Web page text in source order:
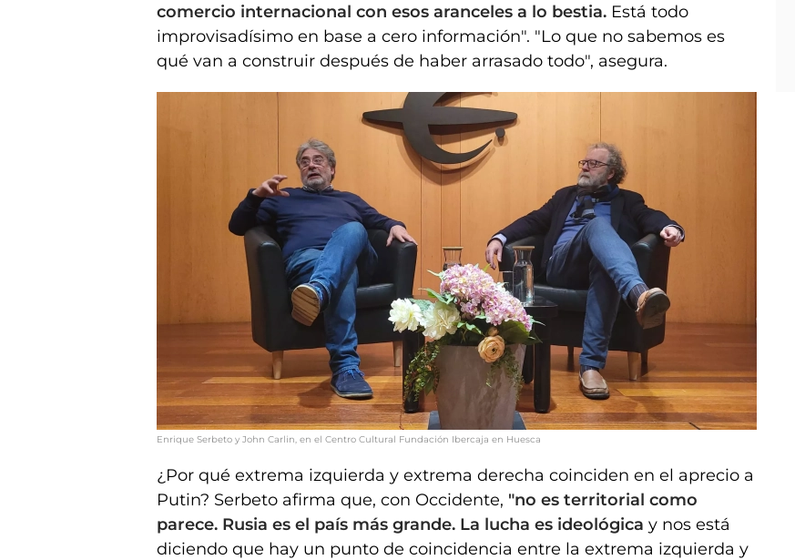
comercio internacional con esos aranceles a lo bestia. Está todo
improvisadísimo en base a cero información". "Lo que no sabemos es
qué van a construir después de haber arrasado todo", asegura.
Enrique Serbeto y John Carlin, en el Centro Cultural Fundación Ibercaja en Huesca
¿Por qué extrema izquierda y extrema derecha coinciden en el aprecio a
Putin? Serbeto afirma que, con Occidente, "no es territorial como
parece. Rusia es el país más grande. La lucha es ideológica y nos está
diciendo que hay un punto de coincidencia entre la extrema izquierda y